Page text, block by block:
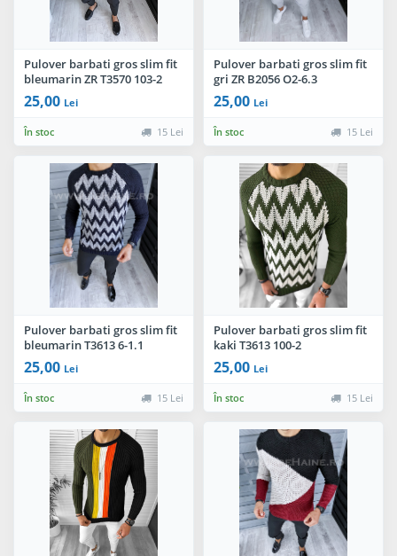
Pulover barbati gros slim fit
bleumarin ZR T3570 103-2
25,00 Lei
În stoc 15 Lei
Pulover barbati gros slim fit
gri ZR B2056 O2-6.3
25,00 Lei
În stoc 15 Lei
Pulover barbati gros slim fit
bleumarin T3613 6-1.1
25,00 Lei
În stoc 15 Lei
Pulover barbati gros slim fit
kaki T3613 100-2
25,00 Lei
În stoc 15 Lei